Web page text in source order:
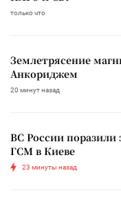
только что
Землетрясение
Анкориджем
20 минут назад
ВС России поразили
ГСМ в Киеве
23 минуты назад